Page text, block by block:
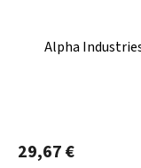
Alpha
29,67 €